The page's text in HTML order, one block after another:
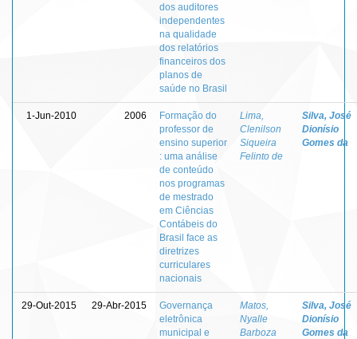
dos auditores
independentes
na qualidade
dos relatórios
financeiros dos
planos de
saúde no Brasil
1-Jun-2010 2006
Formação do
professor de
ensino superior
: uma análise
de conteúdo
nos programas
de mestrado
em Ciências
Contábeis do
Brasil face as
diretrizes
curriculares
nacionais
Lima,
Clenilson
Siqueira
Felinto de
Silva, José
Dionísio
Gomes da
29-Out-2015 29-Abr-2015
Governança
eletrônica
municipal e
Matos,
Nyalle
Barboza
Silva, José
Dionísio
Gomes da